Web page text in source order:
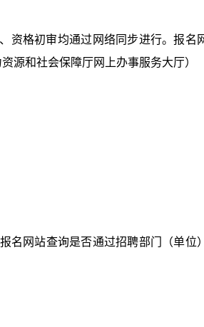
格初审均通过网络同步进行。报名
源和社会保障厅网上办事服务大厅）
网站查询是否通过招聘部门（单位）